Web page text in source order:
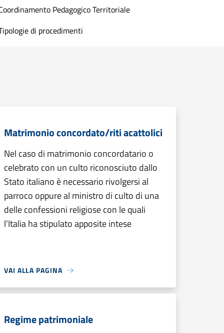
Pedagogico Territoriale
di procedimenti
Matrimonio concordato/riti acattolici
Nel caso di matrimonio concordatario o
celebrato con un culto riconosciuto dallo
Stato italiano è necessario rivolgersi al
parroco oppure al ministro di culto di una
delle confessioni religiose con le quali
l’Italia ha stipulato apposite intese
VAI ALLA PAGINA
Regime patrimoniale